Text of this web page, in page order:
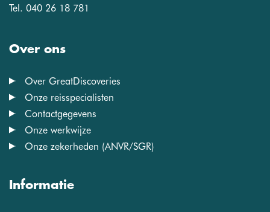
Tel. 040 26 18 781
Over ons
Over GreatDiscoveries
Onze reisspecialisten
Contactgegevens
Onze werkwijze
Onze zekerheden (ANVR/SGR)
Informatie